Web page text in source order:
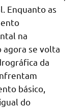
Enquanto as
na
agora se volta
da
básico,
do